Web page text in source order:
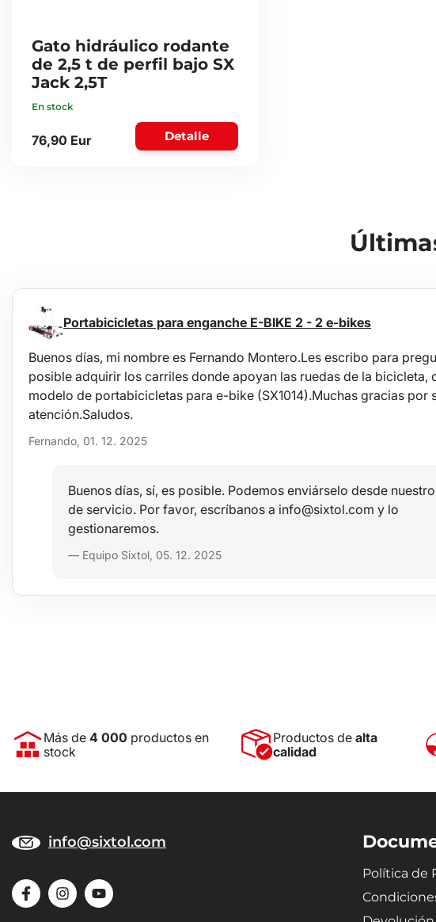
Gato hidráulico rodante
de 2,5 t de perfil bajo SX
Jack 2,5T
En stock
76,90 Eur Detalle
Portabicicletas para enganche E-BIKE 2 - 2 e-bikes
Buenos días, mi nombre es Fernando Montero.Les escribo para
posible adquirir los carriles donde apoyan las ruedas de la bicicleta,
modelo de portabicicletas para e-bike (SX1014).Muchas gracias por
atención.Saludos.
Fernando, 01. 12. 2025
Buenos días, sí, es posible. Podemos enviárselo desde
de servicio. Por favor, escríbanos a info@sixtol.com y lo
gestionaremos.
— Equipo Sixtol, 05. 12. 2025
Más de 4 000 productos en
stock
Productos dealta
calidad
info@sixtol.com
Política de